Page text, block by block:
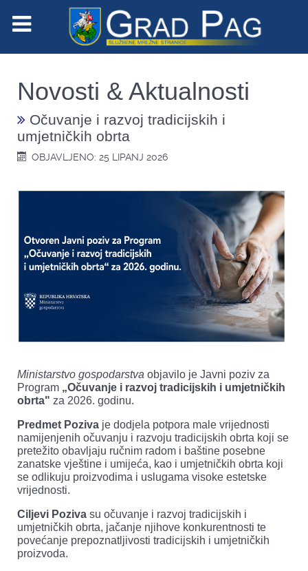
Novosti & Aktualnosti
Očuvanje i razvoj tradicijskih i
umjetničkih obrta
OBJAVLJENO: 25 LIPANJ 2026
Ministarstvo gospodarstva objavilo je Javni poziv za
Program „Očuvanje i razvoj tradicijskih i umjetničkih
obrta" za 2026. godinu.
Predmet Poziva je dodjela potpora male vrijednosti
namijenjenih očuvanju i razvoju tradicijskih obrta koji se
pretežito obavljaju ručnim radom i baštine posebne
zanatske vještine i umijeća, kao i umjetničkih obrta koji
se odlikuju proizvodima i uslugama visoke estetske
vrijednosti.
Ciljevi Poziva su očuvanje i razvoj tradicijskih i
umjetničkih obrta, jačanje njihove konkurentnosti te
povećanje prepoznatljivosti tradicijskih i umjetničkih
proizvoda.